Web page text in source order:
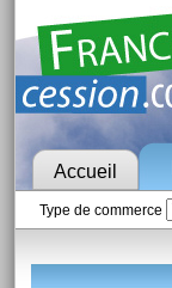
Accueil
Type de commerce